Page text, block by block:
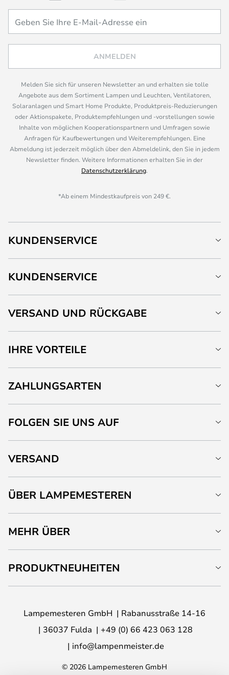
ANMELDEN
Melden Sie sich für unseren Newsletter an und erhalten sie tolle
Angebote aus dem Sortiment Lampen und Leuchten, Ventilatoren,
Solaranlagen und Smart Home Produkte, Produktpreis-Reduzierungen
oder Aktionspakete, Produktempfehlungen und -vorstellungen sowie
Inhalte von möglichen Kooperationspartnern und Umfragen sowie
Anfragen für Kaufbewertungen und Weiterempfehlungen. Eine
Abmeldung ist jederzeit möglich über den Abmeldelink, den Sie in jedem
Newsletter finden. Weitere Informationen erhalten Sie in der
Datenschutzerklärung.
*Ab einem Mindestkaufpreis von 249 €.
KUNDENSERVICE
KUNDENSERVICE
VERSAND UND RÜCKGABE
IHRE VORTEILE
ZAHLUNGSARTEN
FOLGEN SIE UNS AUF
VERSAND
ÜBER LAMPEMESTEREN
MEHR ÜBER
PRODUKTNEUHEITEN
Lampemesteren GmbH
Rabanusstraße 14-16
36037 Fulda
+49 (0) 66 423 063 128
info@lampenmeister.de
© 2026 Lampemesteren GmbH